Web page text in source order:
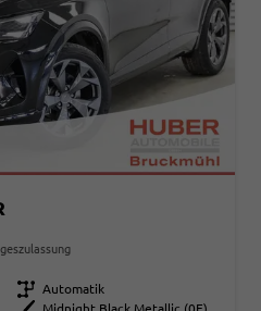
Getriebe Automatik